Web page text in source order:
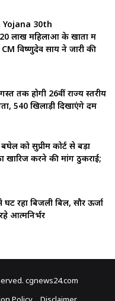
30th
लाख महिलाओं के खातों में
विष्णुदेव साय ने जारी की
तक होगी 26वीं राज्य स्तरीय
540 खिलाड़ी दिखाएंगे दम
को सुप्रीम कोर्ट से बड़ा
खारिज करने की मांग ठुकराई;
रहा बिजली बिल, सौर ऊर्जा
आत्मनिर्भर
cgnews24.com